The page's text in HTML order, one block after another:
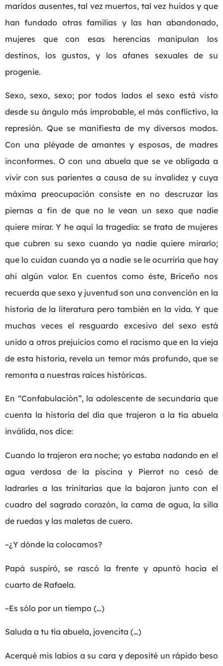
maridos ausentes, tal vez muertos, tal vez huidos y que
han fundado otras familias y las han abandonado,
mujeres que con esas herencias manipulan los
destinos, los gustos, y los afanes sexuales de su
progenie.
Sexo, sexo, sexo; por todos lados el sexo está visto
desde su ángulo más improbable, el más conflictivo, la
represión. Que se manifiesta de my diversos modos.
Con una pléyade de amantes y esposas, de madres
inconformes. O con una abuela que se ve obligada a
vivir con sus parientes a causa de su invalidez y cuya
máxima preocupación consiste en no descruzar las
piernas a fin de que no le vean un sexo que nadie
quiere mirar. Y he aquí la tragedia: se trata de mujeres
que cubren su sexo cuando ya nadie quiere mirarlo;
que lo cuidan cuando ya a nadie se le ocurriría que hay
ahí algún valor. En cuentos como éste, Briceño nos
recuerda que sexo y juventud son una convención en la
historia de la literatura pero también en la vida. Y que
muchas veces el resguardo excesivo del sexo está
unido a otros prejuicios como el racismo que en la vieja
de esta historia, revela un temor más profundo, que se
remonta a nuestras raíces históricas.
En “Confabulación”, la adolescente de secundaria que
cuenta la historia del día que trajeron a la tía abuela
inválida, nos dice:
Cuando la trajeron era noche; yo estaba nadando en el
agua verdosa de la piscina y Pierrot no cesó de
ladrarles a las trinitarias que la bajaron junto con el
cuadro del sagrado corazón, la cama de agua, la silla
de ruedas y las maletas de cuero.
–¿Y dónde la colocamos?
Papá suspiró, se rascó la frente y apuntó hacia el
cuarto de Rafaela.
–Es sólo por un tiempo (…)
Saluda a tu tía abuela, jovencita (…)
Acerqué mis labios a su cara y deposité un rápido beso